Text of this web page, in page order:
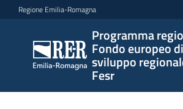
Vai al contenuto
Vai alla navigazione
Vai al footer
Regione Emilia-Romagna
Programma
Fondo europeo di
sviluppo
Fesr
Programma
regionale
Fondo
europeo di